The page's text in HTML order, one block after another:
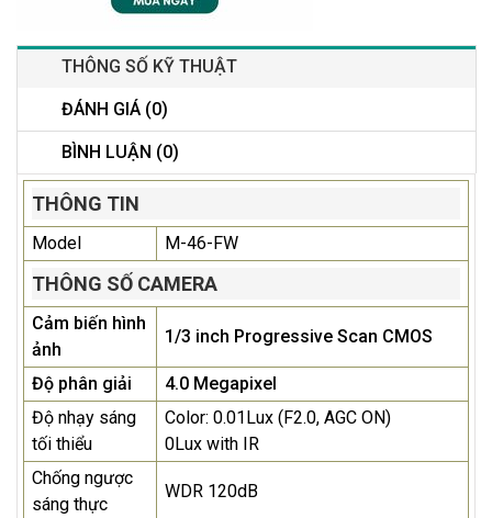
THÔNG SỐ KỸ THUẬT
ĐÁNH GIÁ (0)
BÌNH LUẬN (0)
THÔNG TIN
Model M-46-FW
THÔNG SỐ CAMERA
Cảm biến hình
ảnh
1/3 inch Progressive Scan CMOS
Độ phân giải
4.0 Megapixel
Độ nhạy sáng
tối thiểu
Color: 0.01Lux (F2.0, AGC ON)
0Lux with IR
Chống ngược
sáng thực
WDR 120dB